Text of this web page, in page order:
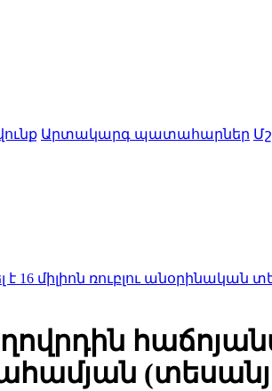
Արտակարգ պատահարներ
ռուբլու անօրինական